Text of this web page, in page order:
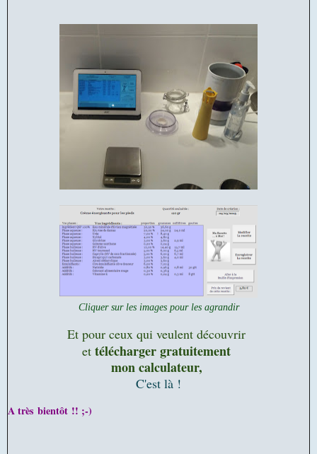
Cliquer sur les images pour les agrandir
Et pour ceux qui veulent découvrir
et télécharger gratuitement
mon calculateur,
C'est là !
A très bientôt !! ;-)